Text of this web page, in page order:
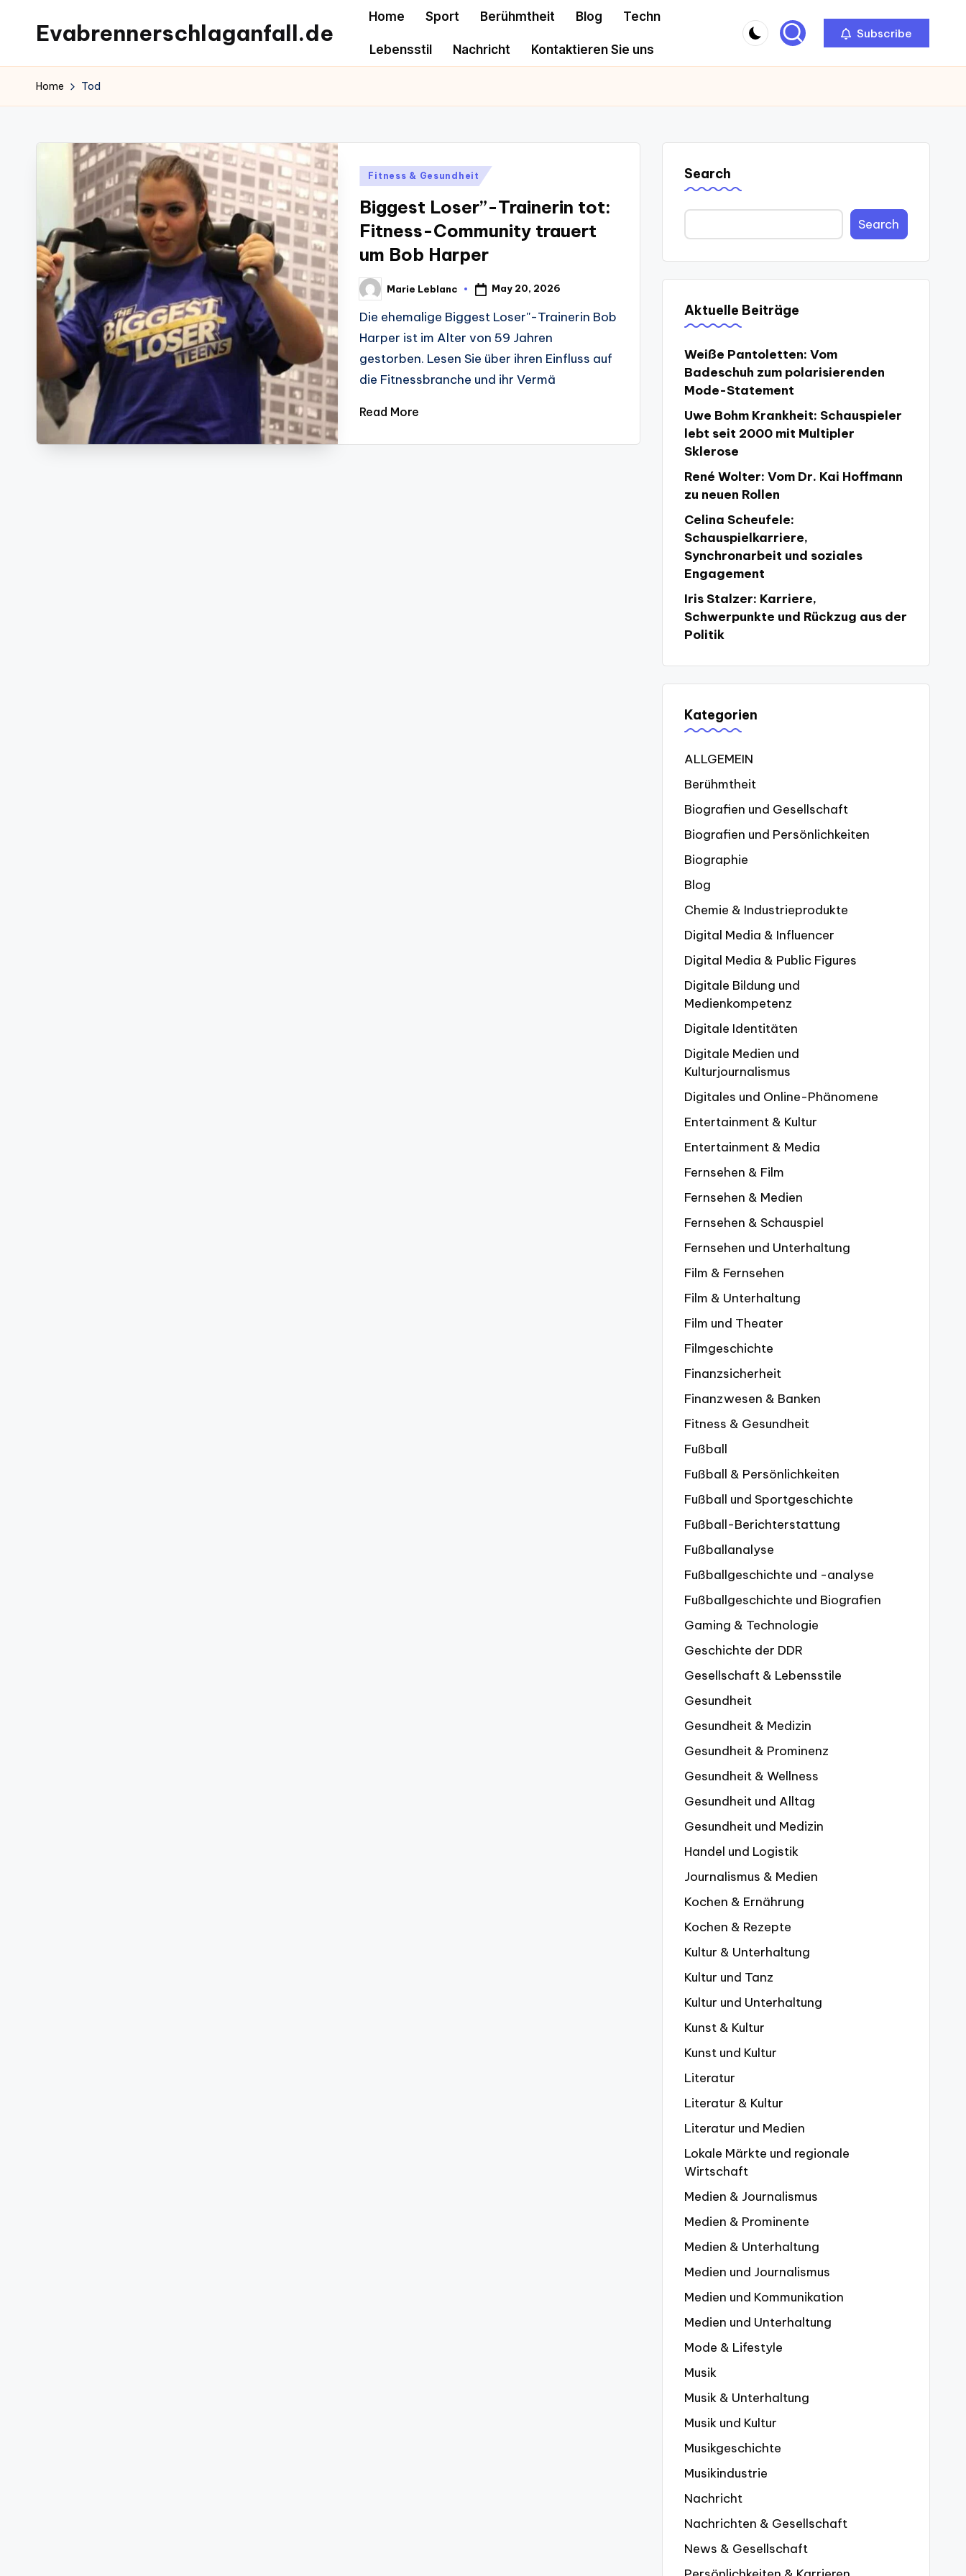
content
Evabrennerschlaganfall.de
Home Sport Berühmtheit Blog Techn
Lebensstil Nachricht Kontaktieren Sie uns
Subscribe
Home Tod
Posted
Fitness & Gesundheit
Biggest Loser”-Trainerin tot:
Fitness-Community trauert
um Bob Harper
Posted
by
Marie Leblanc May 20, 2026
Die ehemalige Biggest Loser''-Trainerin Bob
Harper ist im Alter von 59 Jahren
gestorben. Lesen Sie über ihren Einfluss auf
die Fitnessbranche und ihr Vermä
Read More
Search
Search
Aktuelle Beiträge
Weiße Pantoletten: Vom
Badeschuh zum polarisierenden
Mode-Statement
Uwe Bohm Krankheit: Schauspieler
lebt seit 2000 mit Multipler
Sklerose
René Wolter: Vom Dr. Kai Hoffmann
zu neuen Rollen
Celina Scheufele:
Schauspielkarriere,
Synchronarbeit und soziales
Engagement
Iris Stalzer: Karriere,
Schwerpunkte und Rückzug aus der
Politik
Kategorien
ALLGEMEIN
Berühmtheit
Biografien und Gesellschaft
Biografien und Persönlichkeiten
Biographie
Blog
Chemie & Industrieprodukte
Digital Media & Influencer
Digital Media & Public Figures
Digitale Bildung und
Medienkompetenz
Digitale Identitäten
Digitale Medien und
Kulturjournalismus
Digitales und Online-Phänomene
Entertainment & Kultur
Entertainment & Media
Fernsehen & Film
Fernsehen & Medien
Fernsehen & Schauspiel
Fernsehen und Unterhaltung
Film & Fernsehen
Film & Unterhaltung
Film und Theater
Filmgeschichte
Finanzsicherheit
Finanzwesen & Banken
Fitness & Gesundheit
Fußball
Fußball & Persönlichkeiten
Fußball und Sportgeschichte
Fußball-Berichterstattung
Fußballanalyse
Fußballgeschichte und -analyse
Fußballgeschichte und Biografien
Gaming & Technologie
Geschichte der DDR
Gesellschaft & Lebensstile
Gesundheit
Gesundheit & Medizin
Gesundheit & Prominenz
Gesundheit & Wellness
Gesundheit und Alltag
Gesundheit und Medizin
Handel und Logistik
Journalismus & Medien
Kochen & Ernährung
Kochen & Rezepte
Kultur & Unterhaltung
Kultur und Tanz
Kultur und Unterhaltung
Kunst & Kultur
Kunst und Kultur
Literatur
Literatur & Kultur
Literatur und Medien
Lokale Märkte und regionale
Wirtschaft
Medien & Journalismus
Medien & Prominente
Medien & Unterhaltung
Medien und Journalismus
Medien und Kommunikation
Medien und Unterhaltung
Mode & Lifestyle
Musik
Musik & Unterhaltung
Musik und Kultur
Musikgeschichte
Musikindustrie
Nachricht
Nachrichten & Gesellschaft
News & Gesellschaft